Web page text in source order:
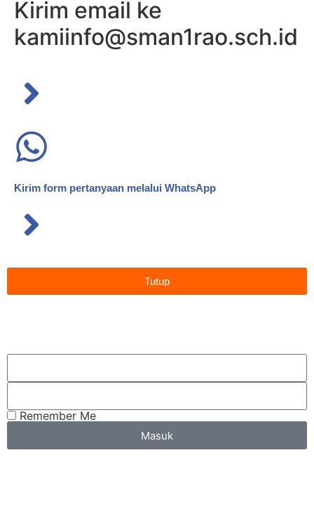
Kirim email ke
kamiinfo@sman1rao.sch.id
Kirim form pertanyaan melalui WhatsApp
Tutup
Remember Me
Masuk